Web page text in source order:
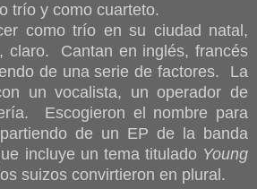
trío y como cuarteto.
como trío en su ciudad natal,
claro. Cantan en inglés, francés
de una serie de factores. La
un vocalista, un operador de
Escogieron el nombre para
de un EP de la banda
incluye un tema titulado Young
suizos convirtieron en plural.